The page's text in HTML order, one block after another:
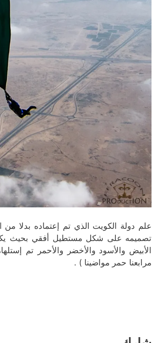
تصميمه على شكل مستطيل أفقي بحيث
الأبيض والأسود والأخضر والأحمر تم
مرابعنا حمر مواضينا ) .